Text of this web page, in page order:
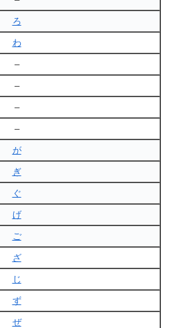
ろ
わ
–
–
–
–
が
ぎ
ぐ
げ
ご
ざ
じ
ず
ぜ